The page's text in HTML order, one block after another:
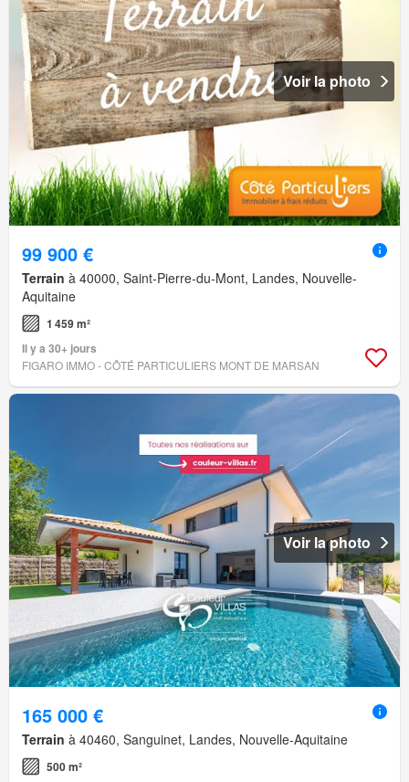
Voir la photo
99 900 €
Terrain à 40000, Saint-Pierre-du-Mont, Landes, Nouvelle-
Aquitaine
1 459 m²
Il y a 30+ jours
FIGARO IMMO - CÔTÉ PARTICULIERS MONT DE MARSAN
Voir la photo
165 000 €
Terrain à 40460, Sanguinet, Landes, Nouvelle-Aquitaine
500 m²